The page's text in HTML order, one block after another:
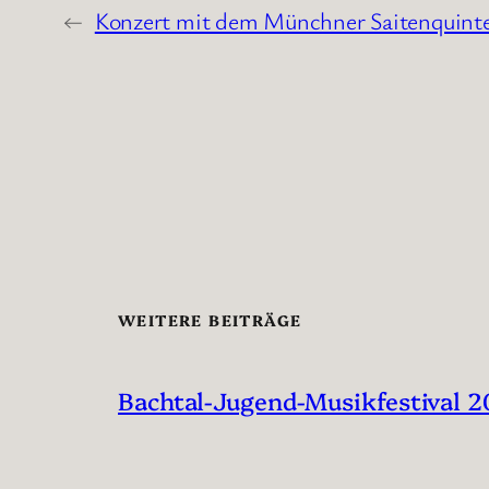
← Konzert mit dem Münchner
WEITERE BEITRÄGE
Bachtal-Jugend-Musikfestival